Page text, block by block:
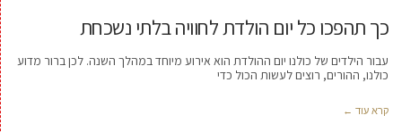
כך תהפכו כל יום הולדת לחוויה בלתי נשכחת
עבור הילדים של כולנו יום ההולדת הוא אירוע מיוחד במהלך השנה. לכן ברור מדוע
כולנו, ההורים, רוצים לעשות הכול כדי
קרא עוד ←